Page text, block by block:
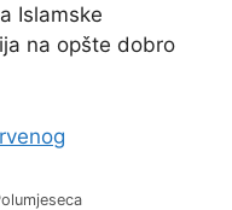
Islamske
na opšte dobro